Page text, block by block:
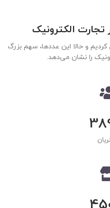
تجارت الکترونیک
شروع کردیم و حالا این عددها، سهم بزرگ
را نشان می‌دهد.